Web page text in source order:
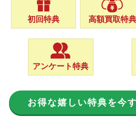
初回特典 高額買取特典
アンケート特典
お得な嬉しい特典を今